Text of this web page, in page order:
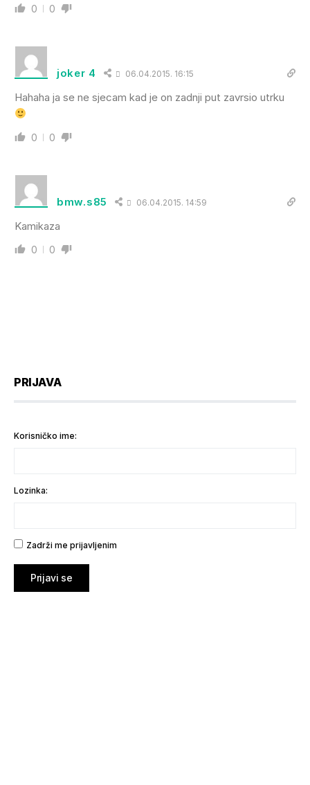
0 0
joker 4 06.04.2015. 16:15
Hahaha ja se ne sjecam kad je on zadnji put zavrsio utrku
0 0
bmw.s85 06.04.2015. 14:59
Kamikaza
0 0
PRIJAVA
Korisničko ime:
Lozinka:
Zadrži me prijavljenim
Prijavi se